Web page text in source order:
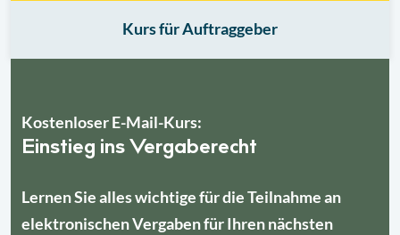
Kurs für Auftraggeber
Kostenloser E-Mail-Kurs:
Einstieg ins Vergaberecht
Lernen Sie alles wichtige für die Teilnahme an
elektronischen Vergaben für Ihren nächsten